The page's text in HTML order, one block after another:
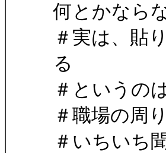
何とかなら
＃実は、貼
る
＃というの
＃職場の周
＃いちいち